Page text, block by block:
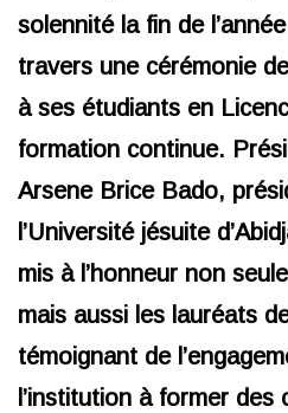
solennité la fin de
travers une cérémonie
à ses étudiants en
formation continue.
Arsene Brice Bado,
l’Université jésuite
mis à l’honneur non
mais aussi les lauréats
témoignant de
l’institution à former